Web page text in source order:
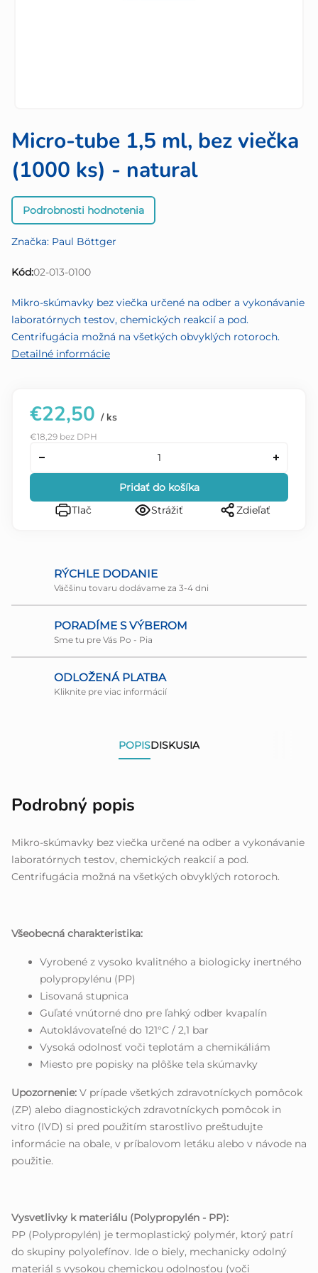
Micro-tube 1,5 ml, bez viečka
(1000 ks) - natural
Priemerné
hodnotenie
je
0,0
5
hviezdičiek.
Podrobnosti hodnotenia
Značka: Paul Böttger
Kód:02-013-0100
Mikro-skúmavky bez viečka určené na odber a vykonávanie
laboratórnych testov, chemických reakcií a pod.
Centrifugácia možná na všetkých obvyklých rotoroch.
Detailné informácie
€22,50 / ks
€18,29 bez DPH
Pridať do košíka
Tlač
Strážiť Zdieľať
RÝCHLE DODANIE
Väčšinu tovaru dodávame za 3-4 dni
PORADÍME S VÝBEROM
Sme tu pre Vás Po - Pia
ODLOŽENÁ PLATBA
Kliknite pre viac informácií
POPISDISKUSIA
Podrobný popis
Mikro-skúmavky bez viečka určené na odber a vykonávanie
laboratórnych testov, chemických reakcií a pod.
Centrifugácia možná na všetkých obvyklých rotoroch.
Všeobecná charakteristika:
Vyrobené z vysoko kvalitného a biologicky inertného
polypropylénu (PP)
Lisovaná stupnica
Guľaté vnútorné dno pre ľahký odber kvapalín
Autoklávovateľné do 121°C / 2,1 bar
Vysoká odolnosť voči teplotám a chemikáliám
Miesto pre popisky na plôške tela skúmavky
Upozornenie: V prípade všetkých zdravotníckych pomôcok
(ZP) alebo diagnostických zdravotníckych pomôcok in
vitro (IVD) si pred použitím starostlivo preštudujte
informácie na obale, v príbalovom letáku alebo v návode na
použitie.
Vysvetlivky k materiálu (Polypropylén - PP):
PP (Polypropylén) je termoplastický polymér, ktorý patrí
do skupiny polyolefínov. Ide o biely, mechanicky odolný
materiál s vysokou chemickou odolnosťou (voči